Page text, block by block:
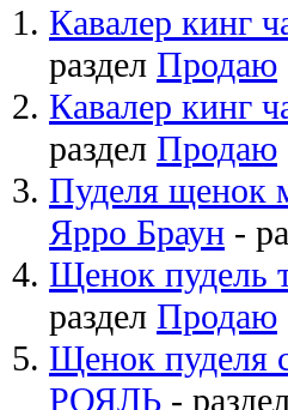
Кавалер кинг
раздел Продаю
Кавалер кинг
раздел Продаю
Пуделя щенок
Ярро Браун -
Щенок пудель
раздел Продаю
Щенок
РОЯЛЬ -